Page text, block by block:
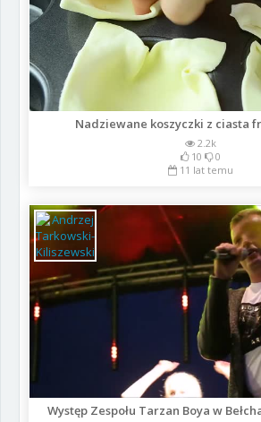
Nadziewane koszyczki z ciasta
2.2k
10
0
11 lat temu
Występ Zespołu Tarzan Boya w